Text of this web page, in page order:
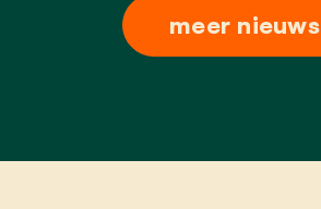
meer nieuws